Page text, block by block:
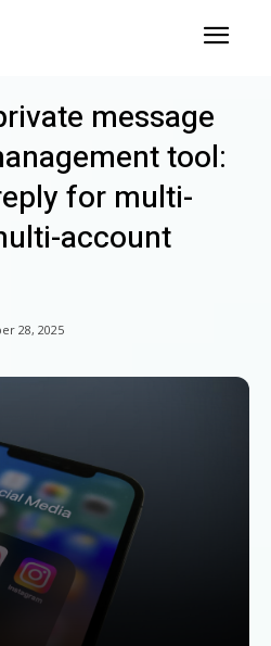
message
tool:
for multi-
account
28, 2025